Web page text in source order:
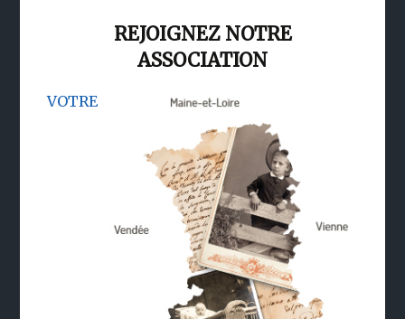
REJOIGNEZ NOTRE
ASSOCIATION
VOTRE